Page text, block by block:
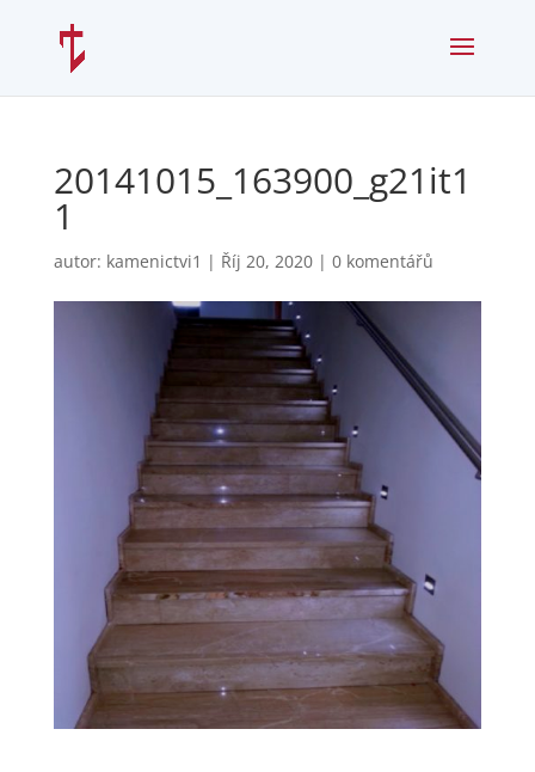
20141015_163900_g21it1
1
autor: kamenictvi1 | Říj 20, 2020| 0 komentářů